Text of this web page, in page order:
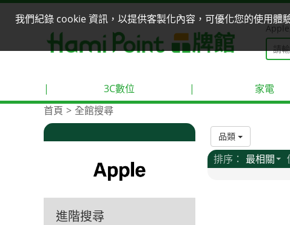
我們紀錄 cookie 資訊，以提供客製化內容，可優化您的使用
| 3C數位 | 家電
首頁
全館搜尋
進階搜尋
品類
排序： 最相關